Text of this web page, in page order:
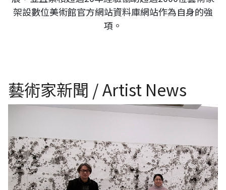
架設數位美術館官方網站資料庫網站作為自身的強
項。
藝術家新聞 / Artist News